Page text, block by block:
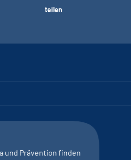
teilen
und Prävention finden